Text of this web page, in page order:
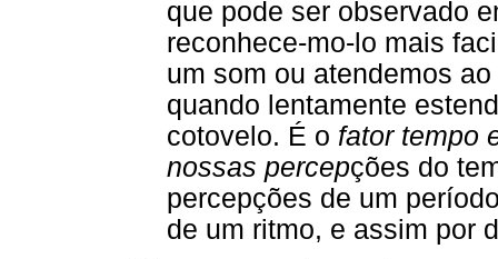
que pode ser observado
reconhece-mo-lo mais
um som ou atendemos
quando lentamente
cotovelo. É o fator tempo
nossas percepções do
percepções de um
de um ritmo, e assim por